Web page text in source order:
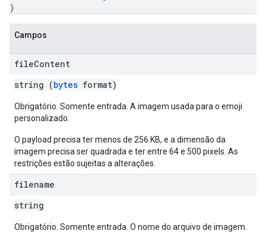
}
Campos
fileContent
string (bytes format)
Obrigatório. Somente entrada. A imagem usada para o emoji
personalizado.
O payload precisa ter menos de 256 KB, e a dimensão da
imagem precisa ser quadrada e ter entre 64 e 500 pixels. As
restrições estão sujeitas a alterações.
filename
string
Obrigatório. Somente entrada. O nome do arquivo de imagem.